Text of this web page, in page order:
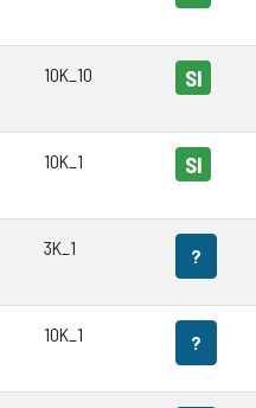
10K_10 SI
10K_1 SI
3K_1 ?
10K_1 ?